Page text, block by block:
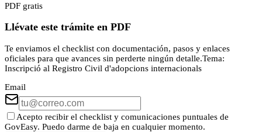
PDF gratis
Llévate este trámite en PDF
Te enviamos el checklist con documentación, pasos y enlaces
oficiales para que avances sin perderte ningún detalle.Tema:
Inscripció al Registro Civil d'adopcions internacionals
Email
Acepto recibir el checklist y comunicaciones puntuales de
GovEasy. Puedo darme de baja en cualquier momento.